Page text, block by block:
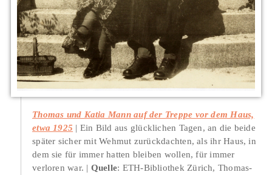
Thomas und Katia Mann auf der Treppe vor dem Haus,
etwa 1925
Ein Bild aus glücklichen Tagen, an die beide
später sicher mit Wehmut zurückdachten, als ihr Haus, in
dem sie für immer hatten bleiben wollen, für immer
verloren war.
Quelle: ETH-Bibliothek Zürich, Thomas-